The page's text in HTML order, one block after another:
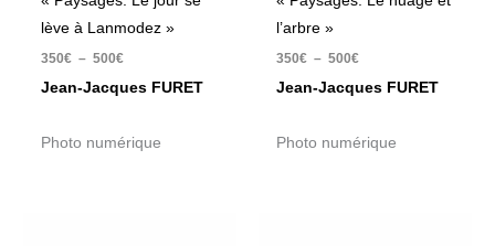
lève à Lanmodez »
350€ – 500€
Jean-Jacques FURET
Photo numérique
l’arbre »
350€ – 500€
Jean-Jacques FURET
Photo numérique